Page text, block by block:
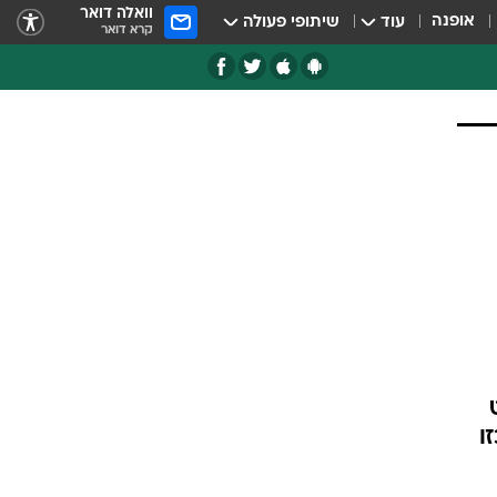
אופנה עוד שיתופי פעולה וואלה דואר
קרא דואר